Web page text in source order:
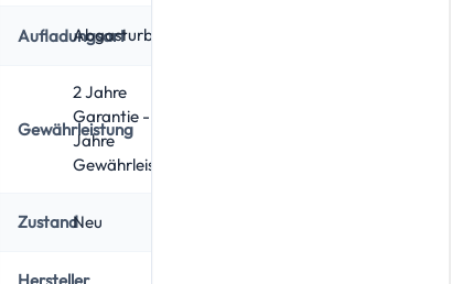
AufladungsartAbgasturbolader
Gewährleistung
2 Jahre
Garantie - 5
Jahre
Gewährleistung
ZustandNeu